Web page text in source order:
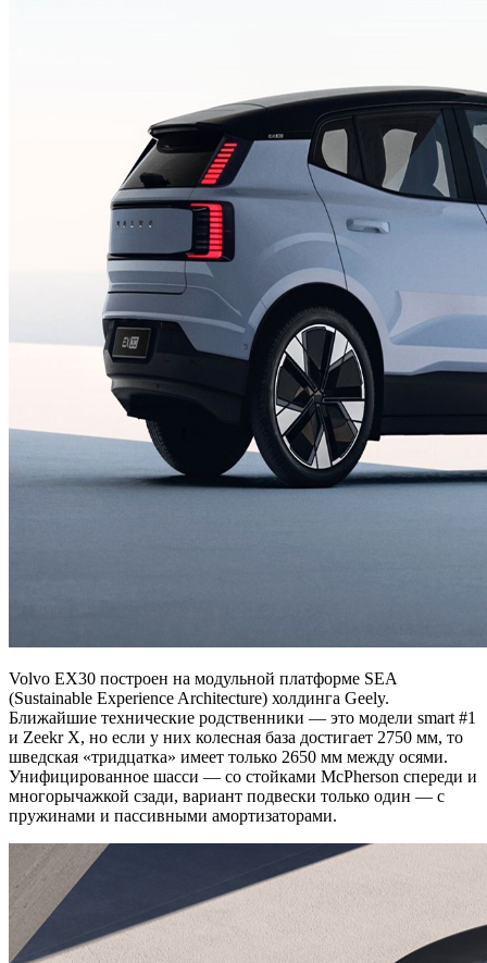
Volvo EX30 построен на модульной платформе SEA
(Sustainable Experience Architecture) холдинга Geely.
Ближайшие технические родственники — это модели smart #1
и Zeekr X, но если у них колесная база достигает 2750 мм, то
шведская «тридцатка» имеет только 2650 мм между осями.
Унифицированное шасси — со стойками McPherson спереди и
многорычажкой сзади, вариант подвески только один — с
пружинами и пассивными амортизаторами.